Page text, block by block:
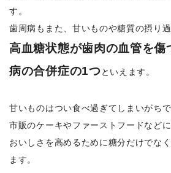
す。
歯周病もまた、甘いものや糖質の摂り
高血糖状態が歯肉の血管を傷
病の合併症の1つといえます。
甘いものはつい食べ過ぎてしまいがちで
市販のケーキやファーストフードなどに
おいしさを高めるために糖分だけでな
ます。